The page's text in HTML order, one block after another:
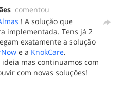
comentou
! A solução que
implementada. Tens já 2
exatamente a solução
e a KnokCare.
mas continuamos com
com novas soluções!